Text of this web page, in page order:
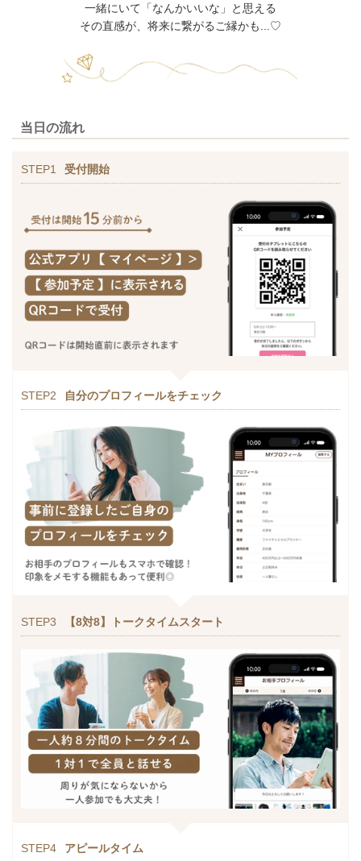
一緒にいて「なんかいいな」と思える
その直感が、将来に繋がるご縁かも...♡
当日の流れ
STEP1 受付開始
STEP2 自分のプロフィールをチェック
STEP3 【8対8】トークタイムスタート
STEP4 アピールタイム